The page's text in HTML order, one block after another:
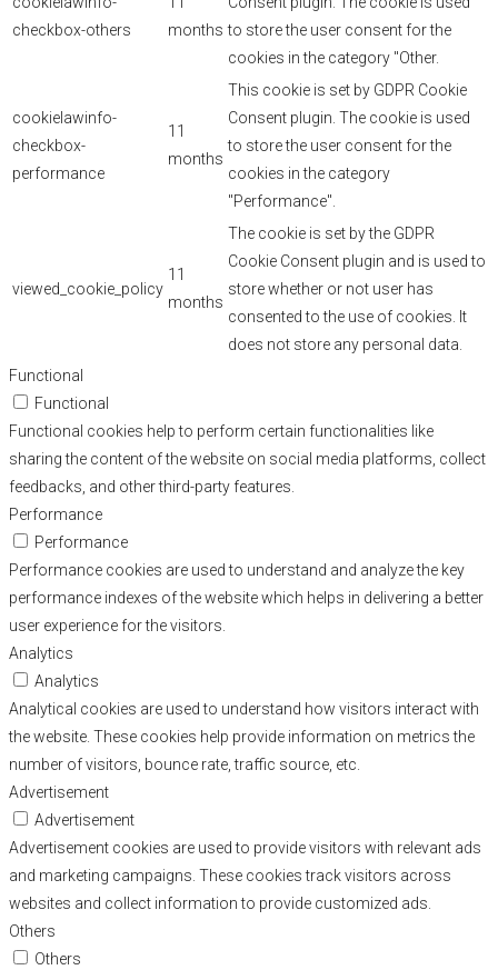
checkbox-others
months to store the user consent for the
cookies in the category "Other.
cookielawinfo-
checkbox-
performance
11
months
This cookie is set by GDPR Cookie
Consent plugin. The cookie is used
to store the user consent for the
cookies in the category
"Performance".
viewed_cookie_policy
11
months
The cookie is set by the GDPR
Cookie Consent plugin and is used to
store whether or not user has
consented to the use of cookies. It
does not store any personal data.
Functional
Functional
Functional cookies help to perform certain functionalities like
sharing the content of the website on social media platforms, collect
feedbacks, and other third-party features.
Performance
Performance
Performance cookies are used to understand and analyze the key
performance indexes of the website which helps in delivering a better
user experience for the visitors.
Analytics
Analytics
Analytical cookies are used to understand how visitors interact with
the website. These cookies help provide information on metrics the
number of visitors, bounce rate, traffic source, etc.
Advertisement
Advertisement
Advertisement cookies are used to provide visitors with relevant ads
and marketing campaigns. These cookies track visitors across
websites and collect information to provide customized ads.
Others
Others